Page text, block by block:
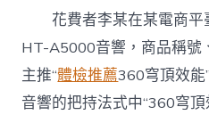
花費者李某在某電商
HT-A5000音響，商品稱號
主推“體檢推薦360穹頂效能
音響的把持法式中“360穹